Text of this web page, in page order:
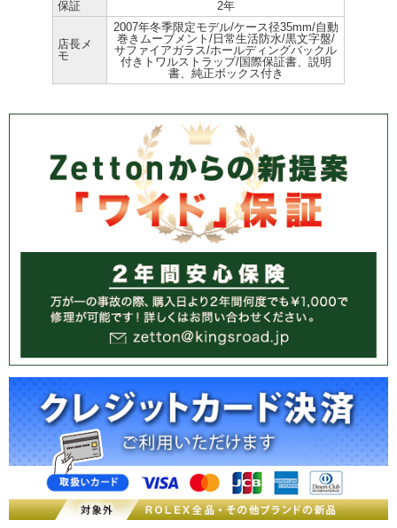
保証
2年
店長メ
モ
2007年冬季限定モデル/ケース径35mm/自動
巻きムーブメント/日常生活防水/黒文字盤/
サファイアガラス/ホールディングバックル
付きトワルストラップ/国際保証書、説明
書、純正ボックス付き